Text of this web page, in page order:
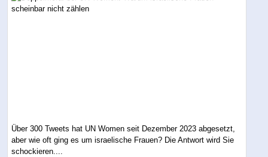
Über 300 Tweets hat UN Women seit Dezember 2023 abgesetzt,
aber wie oft ging es um israelische Frauen? Die Antwort wird Sie
schockieren....